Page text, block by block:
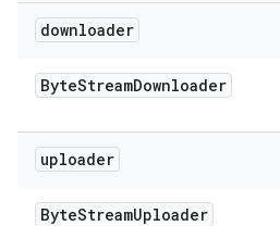
downloader
ByteStreamDownloader
uploader
ByteStreamUploader